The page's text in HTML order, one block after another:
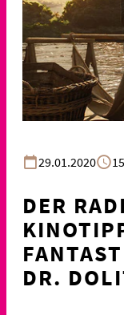
29.01.2020
DER
DR.